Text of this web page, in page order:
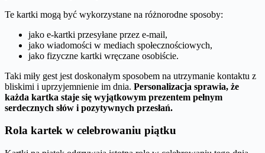
Te kartki mogą być wykorzystane na różnorodne sposoby:
jako e-kartki przesyłane przez e-mail,
jako wiadomości w mediach społecznościowych,
jako fizyczne kartki wręczane osobiście.
Taki miły gest jest doskonałym sposobem na utrzymanie kontaktu z
bliskimi i uprzyjemnienie im dnia. Personalizacja sprawia, że
każda kartka staje się wyjątkowym prezentem pełnym
serdecznych słów i pozytywnych przesłań.
Rola kartek w celebrowaniu piątku